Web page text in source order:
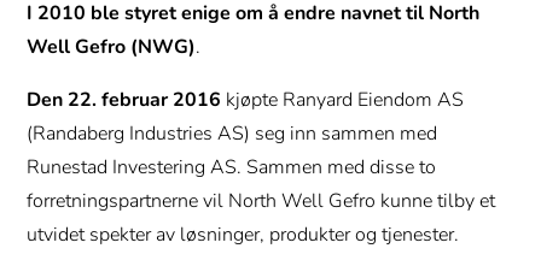
I 2010 ble styret enige om å endre navnet til North
Well Gefro (NWG).
Den 22. februar 2016 kjøpte Ranyard Eiendom AS
(Randaberg Industries AS) seg inn sammen med
Runestad Investering AS. Sammen med disse to
forretningspartnerne vil North Well Gefro kunne tilby et
utvidet spekter av løsninger, produkter og tjenester.